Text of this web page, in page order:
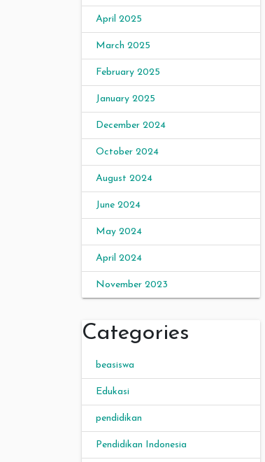
April 2025
March 2025
February 2025
January 2025
December 2024
October 2024
August 2024
June 2024
May 2024
April 2024
November 2023
Categories
beasiswa
Edukasi
pendidikan
Pendidikan Indonesia